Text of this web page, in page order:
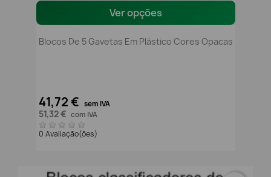
Ver opções
Blocos De 5 Gavetas Em Plástico Cores Opacas
41,72 € sem IVA
51,32 € com IVA
0 Avaliação(ões)